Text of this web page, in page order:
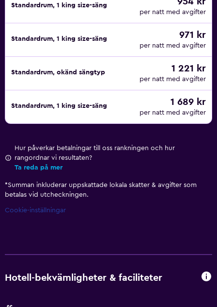
Standardrum, 1 king size-säng
per natt med avgifter
Standardrum, 1 king size-säng 971 kr
per natt med avgifter
Standardrum, okänd sängtyp 1 221 kr
per natt med avgifter
Standardrum, 1 king size-säng 1 689 kr
per natt med avgifter
Hur påverkar betalningar till oss rankningen och hur
rangordnar vi resultaten?
Ta reda på mer
*Summan inkluderar uppskattade lokala skatter & avgifter som
betalas vid utcheckningen.
Cookie-inställningar
Hotell-bekvämligheter & faciliteter